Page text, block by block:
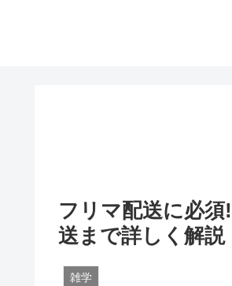
フリマ配送に必
送まで詳しく解説
雑学